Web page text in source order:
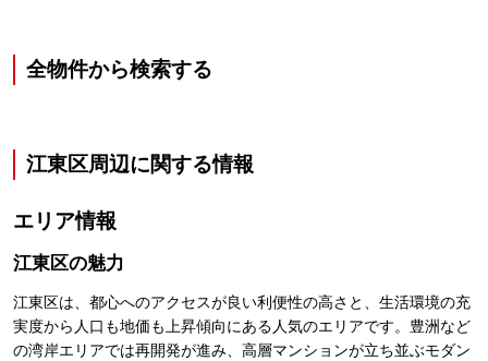
全物件から検索する
江東区周辺に関する情報
エリア情報
江東区の魅力
江東区は、都心へのアクセスが良い利便性の高さと、生活環境の充
実度から人口も地価も上昇傾向にある人気のエリアです。豊洲など
の湾岸エリアでは再開発が進み、高層マンションが立ち並ぶモダン